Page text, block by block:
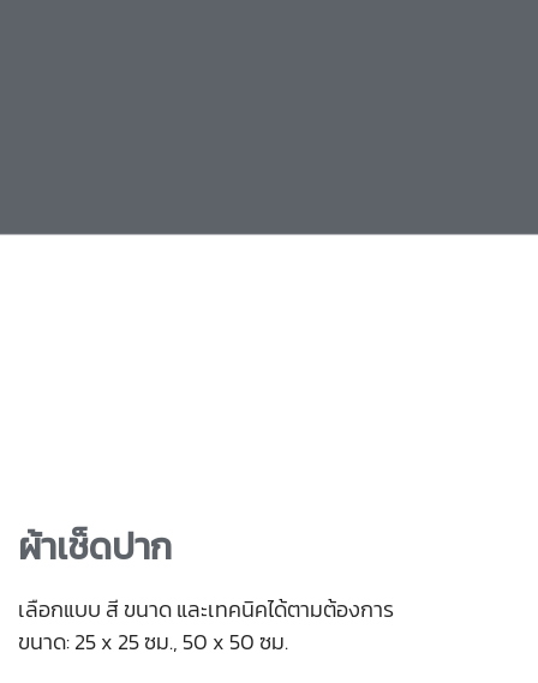
ผ้าเช็ดปาก
เลือกแบบ สี ขนาด และเทคนิคได้ตามต้องการ
ขนาด: 25 x 25 ซม., 50 x 50 ซม.